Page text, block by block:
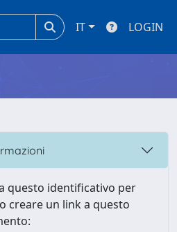
IT LOGIN
questo identificativo per
creare un link a questo